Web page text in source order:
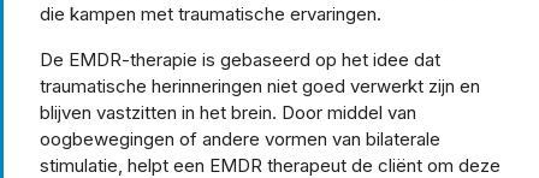
die kampen met traumatische ervaringen.
De EMDR-therapie is gebaseerd op het idee dat
traumatische herinneringen niet goed verwerkt zijn en
blijven vastzitten in het brein. Door middel van
oogbewegingen of andere vormen van bilaterale
stimulatie, helpt een EMDR therapeut de cliënt om deze